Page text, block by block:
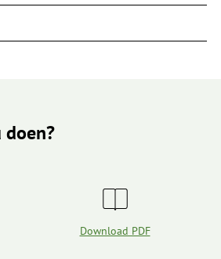
Download PDF